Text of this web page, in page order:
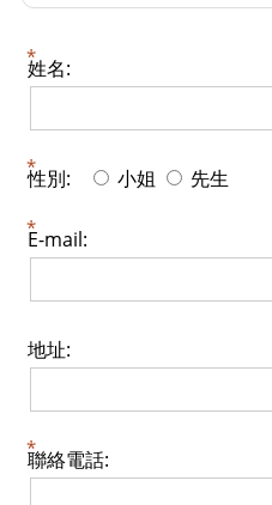
姓名:
性別: 小姐 先生
E-mail:
地址:
聯絡電話: